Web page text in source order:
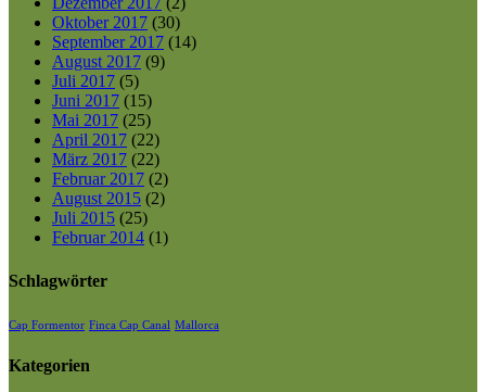
Oktober 2017 (30)
September 2017 (14)
August 2017 (9)
Juli 2017 (5)
Juni 2017 (15)
Mai 2017 (25)
April 2017 (22)
März 2017 (22)
Februar 2017 (2)
August 2015 (2)
Juli 2015 (25)
Februar 2014 (1)
Schlagwörter
Cap Formentor Finca Cap Canal Mallorca
Kategorien